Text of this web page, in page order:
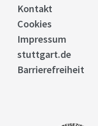
Kontakt
Cookies
Impressum
stuttgart.de
Barrierefreiheit